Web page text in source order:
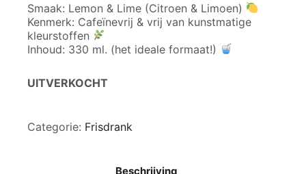
Smaak: Lemon & Lime (Citroen & Limoen)
Kenmerk: Cafeïnevrij & vrij van kunstmatige
kleurstoffen
Inhoud: 330 ml. (het ideale formaat!)
UITVERKOCHT
Categorie: Frisdrank
Beschrijving